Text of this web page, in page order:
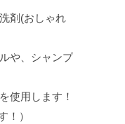
剤(おしゃれ
や、シャンプ
使用します！
！）